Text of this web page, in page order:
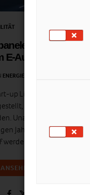
unabhängig
Auto
ENERGIELEBEN REDAKTION
up Lightyear hat zwei
die zusätzlich durch
Unabhängige, saubere
Jahren massentauglich